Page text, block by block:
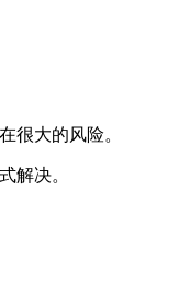
很大的风险。
解决。